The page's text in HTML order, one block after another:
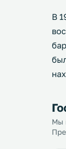
В
Мы